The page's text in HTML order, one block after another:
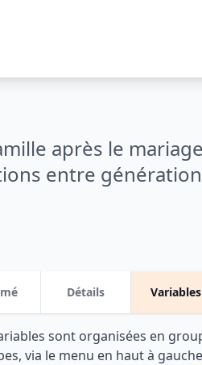
après le
entre
Détails Variables
sont organisées en
via le menu en haut à